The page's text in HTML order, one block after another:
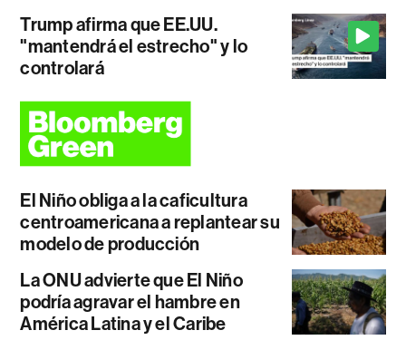
Trump afirma que EE.UU.
"mantendrá el estrecho" y lo
controlará
El Niño obliga a la caficultura
centroamericana a replantear su
modelo de producción
La ONU advierte que El Niño
podría agravar el hambre en
América Latina y el Caribe